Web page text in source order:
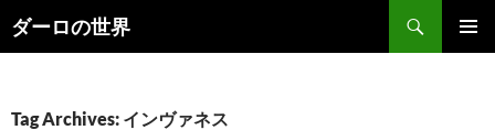
Skip
toダーロの世界
Search
Tag Archives: インヴァネス